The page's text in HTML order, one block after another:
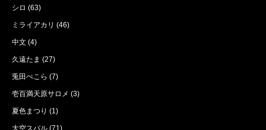
シロ (63)
ミライアカリ (46)
中文 (4)
久遠たま (27)
兎田ぺこら (7)
壱百満天原サロメ (3)
夏色まつり (1)
大空スバル (71)